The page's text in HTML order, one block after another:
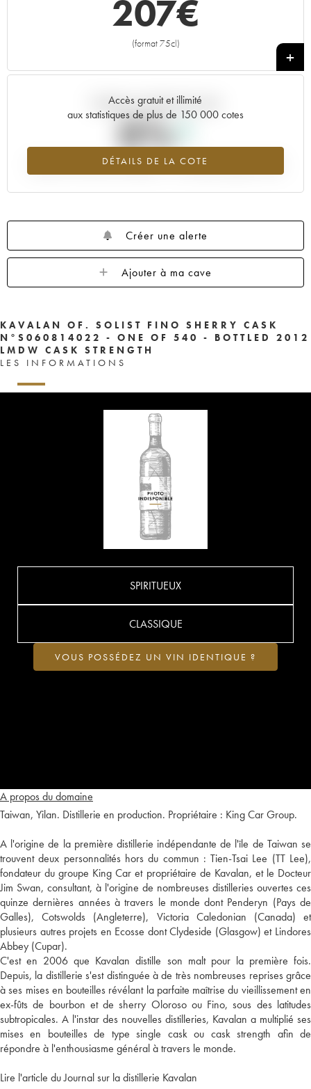
207€
(format 75cl)
+
Accès gratuit et illimité
aux statistiques de plus de 150 000 cotes
DÉTAILS DE LA COTE
Tendance actuelle de la cote
0%
Tendance à la hausse du millésime ---- en 2026 par rapport à 2025
Créer une alerte
Ajouter à ma cave
KAVALAN OF. SOLIST FINO SHERRY CASK
N°S060814022 - ONE OF 540 - BOTTLED 2012
LMDW CASK STRENGTH
LES INFORMATIONS
A propos du domaine
Taiwan, Yilan. Distillerie en production. Propriétaire : King Car Group.
A l'origine de la première distillerie indépendante de l'île de Taiwan se
trouvent deux personnalités hors du commun : Tien-Tsai Lee (TT Lee),
fondateur du groupe King Car et propriétaire de Kavalan, et le Docteur
Jim Swan, consultant, à l'origine de nombreuses distilleries ouvertes ces
quinze dernières années à travers le monde dont Penderyn (Pays de
Galles), Cotswolds (Angleterre), Victoria Caledonian (Canada) et
plusieurs autres projets en Ecosse dont Clydeside (Glasgow) et Lindores
Abbey (Cupar).
C'est en 2006 que Kavalan distille son malt pour la première fois.
Depuis, la distillerie s'est distinguée à de très nombreuses reprises grâce
à ses mises en bouteilles révélant la parfaite maîtrise du vieillissement en
ex-fûts de bourbon et de sherry Oloroso ou Fino, sous des latitudes
subtropicales. A l'instar des nouvelles distilleries, Kavalan a multiplié ses
mises en bouteilles de type single cask ou cask strength afin de
répondre à l'enthousiasme général à travers le monde.
Lire l'article du Journal sur la distillerie Kavalan
SPIRITUEUX
CLASSIQUE
VOUS POSSÉDEZ UN VIN IDENTIQUE ?